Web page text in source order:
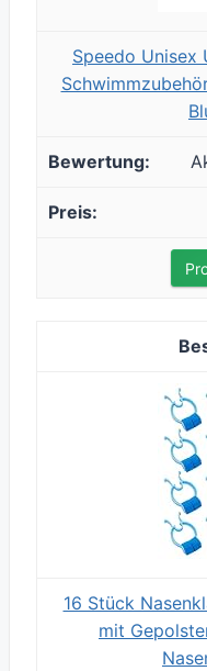
Speedo Unisex
16 Stück
mit